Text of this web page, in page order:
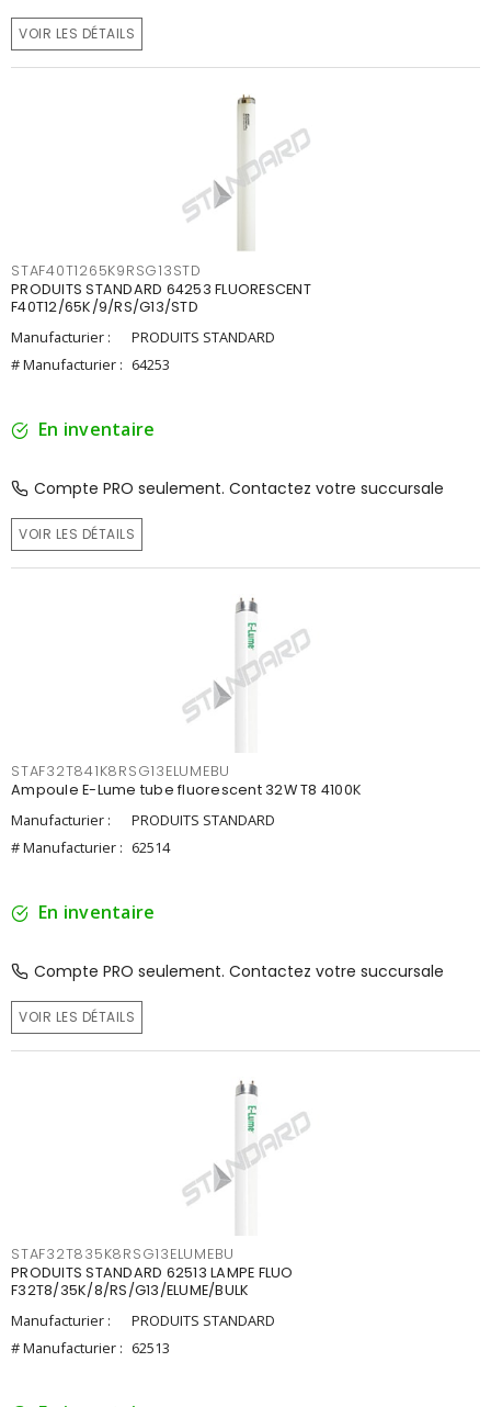
VOIR LES DÉTAILS
STAF40T1265K9RSG13STD
PRODUITS STANDARD 64253 FLUORESCENT
F40T12/65K/9/RS/G13/STD
Manufacturier :
PRODUITS STANDARD
# Manufacturier : 64253
En inventaire
Compte PRO seulement. Contactez votre succursale
VOIR LES DÉTAILS
STAF32T841K8RSG13ELUMEBU
Ampoule E-Lume tube fluorescent 32W T8 4100K
Manufacturier :
PRODUITS STANDARD
# Manufacturier : 62514
En inventaire
Compte PRO seulement. Contactez votre succursale
VOIR LES DÉTAILS
STAF32T835K8RSG13ELUMEBU
PRODUITS STANDARD 62513 LAMPE FLUO
F32T8/35K/8/RS/G13/ELUME/BULK
Manufacturier :
PRODUITS STANDARD
# Manufacturier : 62513